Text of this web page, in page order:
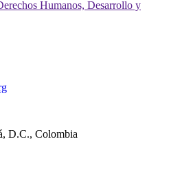
D.C., Colombia